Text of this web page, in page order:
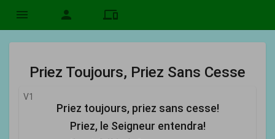
menu person devices
Priez Toujours, Priez Sans Cesse
V1
Priez toujours, priez sans cesse!
Priez, le Seigneur entendra!